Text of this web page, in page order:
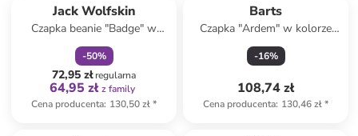
Jack Wolfskin
Czapka beanie "Badge" w
kolorze czarnym
-50%
72,95 złregularna
64,95 zł z family
Cena producenta: 130,50 zł*
Barts
Czapka "Ardem" w kolorze
granatowo-białym
-16%
108,74 zł
Cena producenta: 130,46 zł*